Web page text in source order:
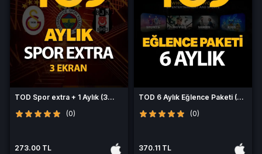
TOD Spor extra + 1 Aylık (3
(0)
273.00 TL
TOD 6 Aylık Eğlence Paketi (4
(0)
370.11 TL